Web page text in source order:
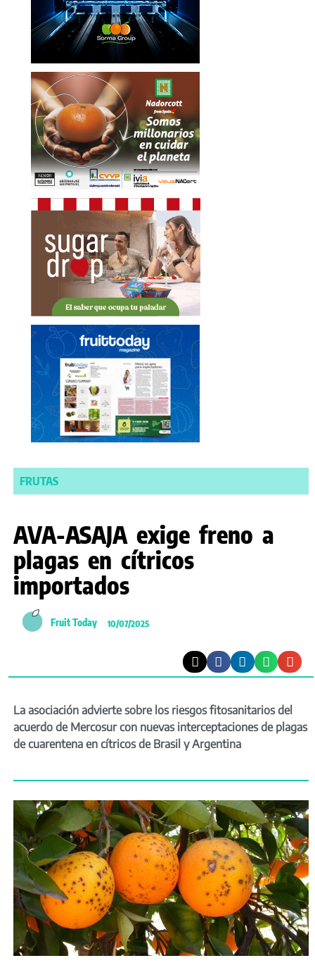
FRUTAS
AVA-ASAJA exige freno a
plagas en cítricos
importados
Fruit Today 10/07/2025
La asociación advierte sobre los riesgos fitosanitarios del
acuerdo de Mercosur con nuevas interceptaciones de plagas
de cuarentena en cítricos de Brasil y Argentina